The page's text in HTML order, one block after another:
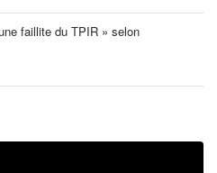
faillite du TPIR » selon